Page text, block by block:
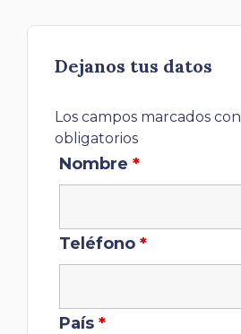
Dejanos tus datos
Los campos marcados con
obligatorios
Nombre *
Teléfono *
País *